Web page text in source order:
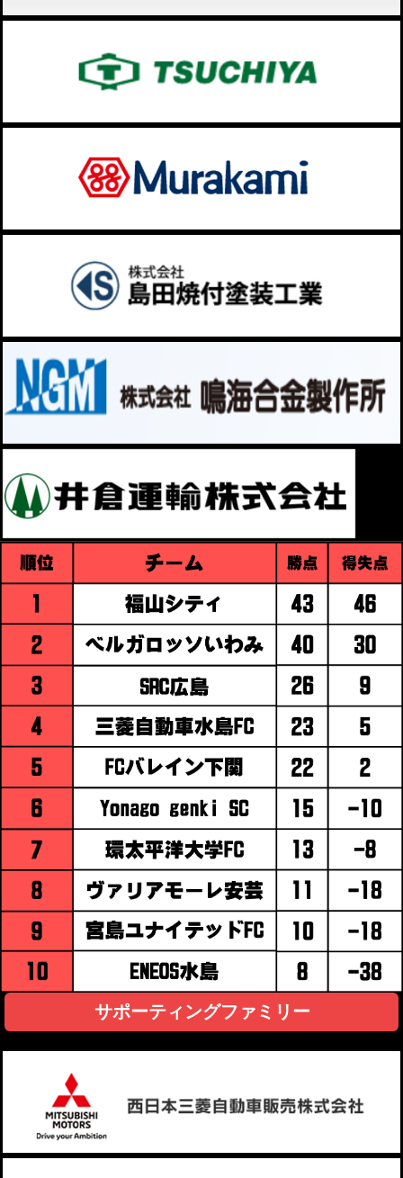
サポーティングファミリー